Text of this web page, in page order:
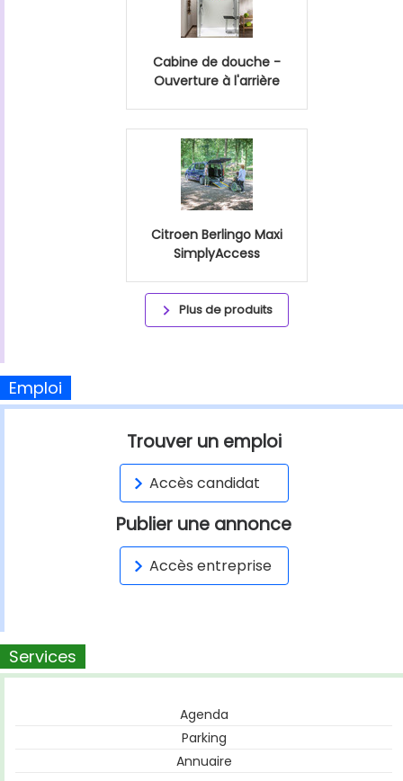
Cabine de douche -
Ouverture à l'arrière
Citroen Berlingo Maxi
SimplyAccess
Plus de produits
Emploi
Trouver un emploi
Accès candidat
Publier une annonce
Accès entreprise
Services
Agenda
Parking
Annuaire